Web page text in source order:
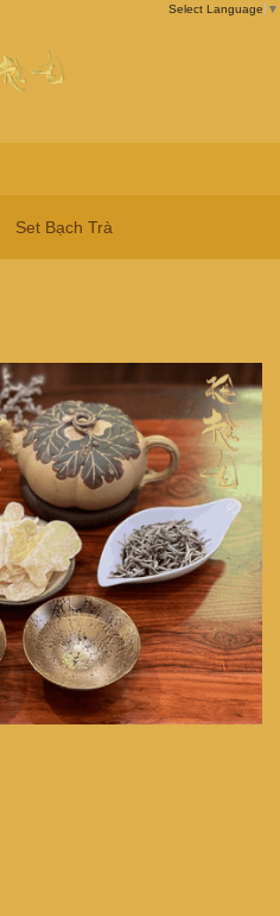
Select Language ▼
Set Bạch Trà